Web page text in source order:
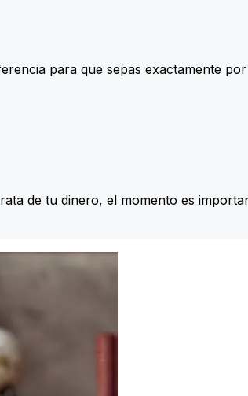
para que sepas exactamente
de tu dinero, el momento es